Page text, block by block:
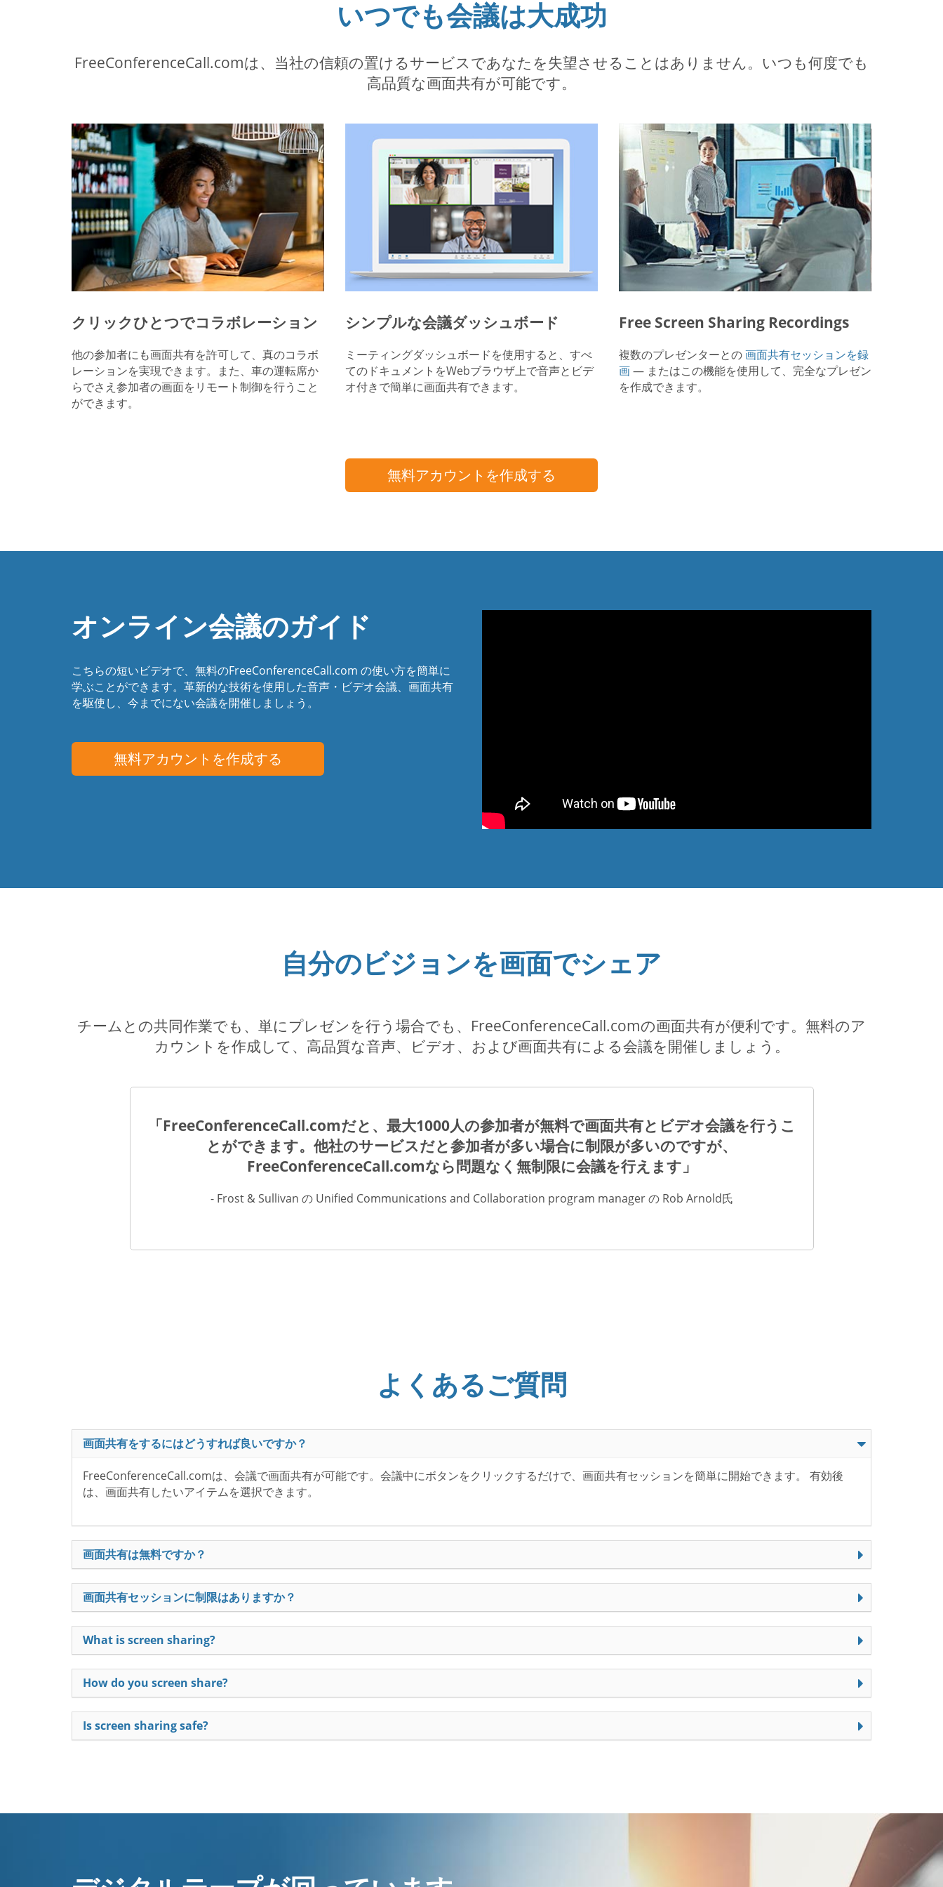
いつでも会議は大成功
FreeConferenceCall.comは、当社の信頼の置けるサービスであなたを失望させることはありません。いつも何度でも
高品質な画面共有が可能です。
クリックひとつでコラボレーション
他の参加者にも画面共有を許可して、真のコラボ
レーションを実現できます。また、車の運転席か
らでさえ参加者の画面をリモート制御を行うこと
ができます。
シンプルな会議ダッシュボード
ミーティングダッシュボードを使用すると、すべ
てのドキュメントをWebブラウザ上で音声とビデ
オ付きで簡単に画面共有できます。
Free Screen Sharing Recordings
複数のプレゼンターとの画面共有セッションを録
画— またはこの機能を使用して、完全なプレゼン
を作成できます。
無料アカウントを作成する
オンライン会議のガイド
こちらの短いビデオで、無料のFreeConferenceCall.com の使い方を簡単に
学ぶことができます。革新的な技術を使用した音声・ビデオ会議、画面共有
を駆使し、今までにない会議を開催しましょう。
無料アカウントを作成する
自分のビジョンを画面でシェア
チームとの共同作業でも、単にプレゼンを行う場合でも、FreeConferenceCall.comの画面共有が便利です。無料のア
カウントを作成して、高品質な音声、ビデオ、および画面共有による会議を開催しましょう。
「FreeConferenceCall.comだと、最大1000人の参加者が無料で画面共有とビデオ会議を行うこ
とができます。他社のサービスだと参加者が多い場合に制限が多いのですが、
FreeConferenceCall.comなら問題なく無制限に会議を行えます」
- Frost & Sullivan の Unified Communications and Collaboration program manager の Rob Arnold氏
よくあるご質問
画面共有をするにはどうすれば良いですか？
FreeConferenceCall.comは、会議で画面共有が可能です。会議中にボタンをクリックするだけで、画面共有セッションを簡単に開始できます。 有効後
は、画面共有したいアイテムを選択できます。
画面共有は無料ですか？
画面共有セッションに制限はありますか？
What is screen sharing?
How do you screen share?
Is screen sharing safe?